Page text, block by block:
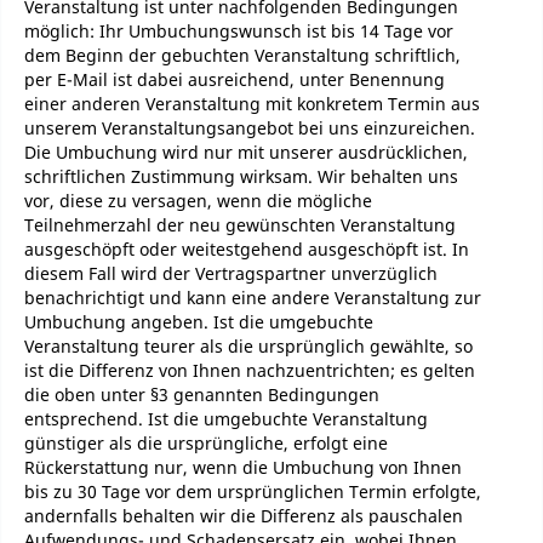
Veranstaltung ist unter nachfolgenden Bedingungen
möglich: Ihr Umbuchungswunsch ist bis 14 Tage vor
dem Beginn der gebuchten Veranstaltung schriftlich,
per E-Mail ist dabei ausreichend, unter Benennung
einer anderen Veranstaltung mit konkretem Termin aus
unserem Veranstaltungsangebot bei uns einzureichen.
Die Umbuchung wird nur mit unserer ausdrücklichen,
schriftlichen Zustimmung wirksam. Wir behalten uns
vor, diese zu versagen, wenn die mögliche
Teilnehmerzahl der neu gewünschten Veranstaltung
ausgeschöpft oder weitestgehend ausgeschöpft ist. In
diesem Fall wird der Vertragspartner unverzüglich
benachrichtigt und kann eine andere Veranstaltung zur
Umbuchung angeben. Ist die umgebuchte
Veranstaltung teurer als die ursprünglich gewählte, so
ist die Differenz von Ihnen nachzuentrichten; es gelten
die oben unter §3 genannten Bedingungen
entsprechend. Ist die umgebuchte Veranstaltung
günstiger als die ursprüngliche, erfolgt eine
Rückerstattung nur, wenn die Umbuchung von Ihnen
bis zu 30 Tage vor dem ursprünglichen Termin erfolgte,
andernfalls behalten wir die Differenz als pauschalen